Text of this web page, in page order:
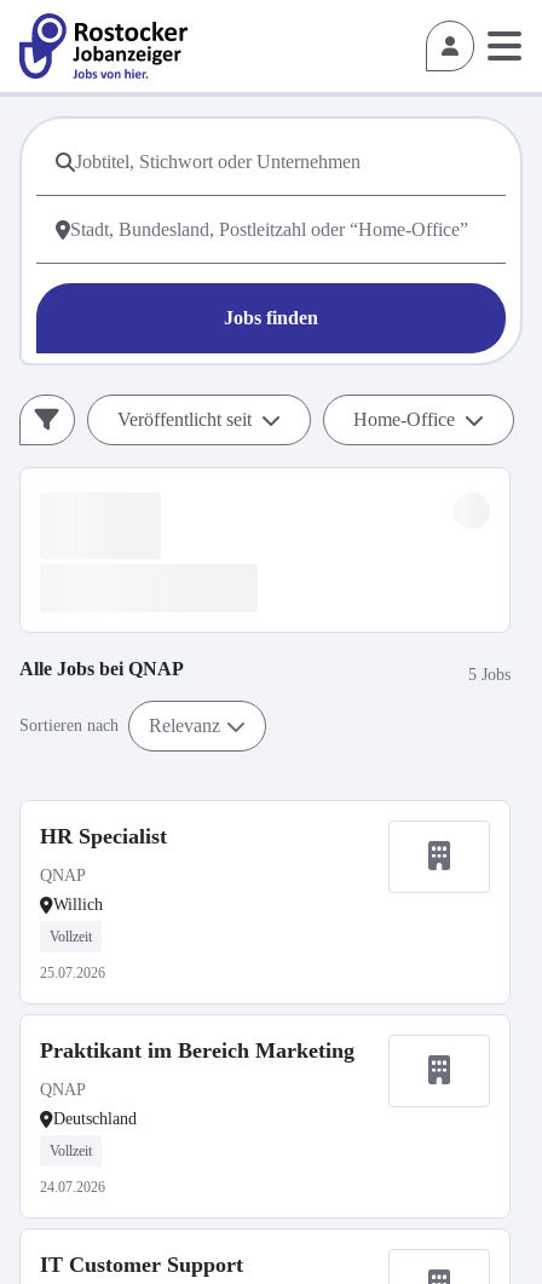
Jobs finden
Veröffentlicht seit Home-Office
Alle Jobs bei QNAP 5 Jobs
Sortieren nach Relevanz
HR Specialist
QNAP
Willich
Vollzeit
25.07.2026
Praktikant im Bereich Marketing
QNAP
Deutschland
Vollzeit
24.07.2026
IT Customer Support